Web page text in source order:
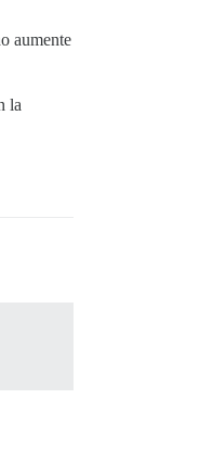
aumente
la